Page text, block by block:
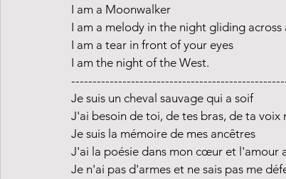
I am a Moonwalker
I am a melody in the night gliding
I am a tear in front of your eyes
I am the night of the West.
Je suis un cheval sauvage qui a soif
J'ai besoin de toi, de tes bras, de ta voix
Je suis la mémoire de mes ancêtres
J'ai la poésie dans mon cœur et l'amour
Je n'ai pas d'armes et ne sais pas me